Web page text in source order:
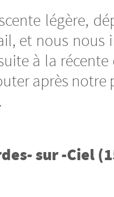
légère,
et nous
à la
après
sur -Ciel